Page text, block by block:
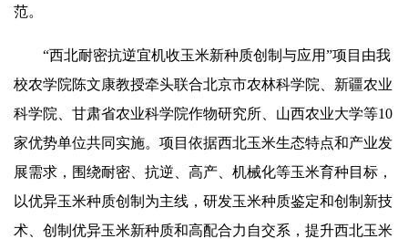
范。
“西北耐密抗逆宜机收玉米新种质创制与应用”项目由我
校农学院陈文康教授牵头联合北京市农林科学院、新疆农业
科学院、甘肃省农业科学院作物研究所、山西农业大学等10
家优势单位共同实施。项目依据西北玉米生态特点和产业发
展需求，围绕耐密、抗逆、高产、机械化等玉米育种目标，
以优异玉米种质创制为主线，研发玉米种质鉴定和创制新技
术、创制优异玉米新种质和高配合力自交系，提升西北玉米